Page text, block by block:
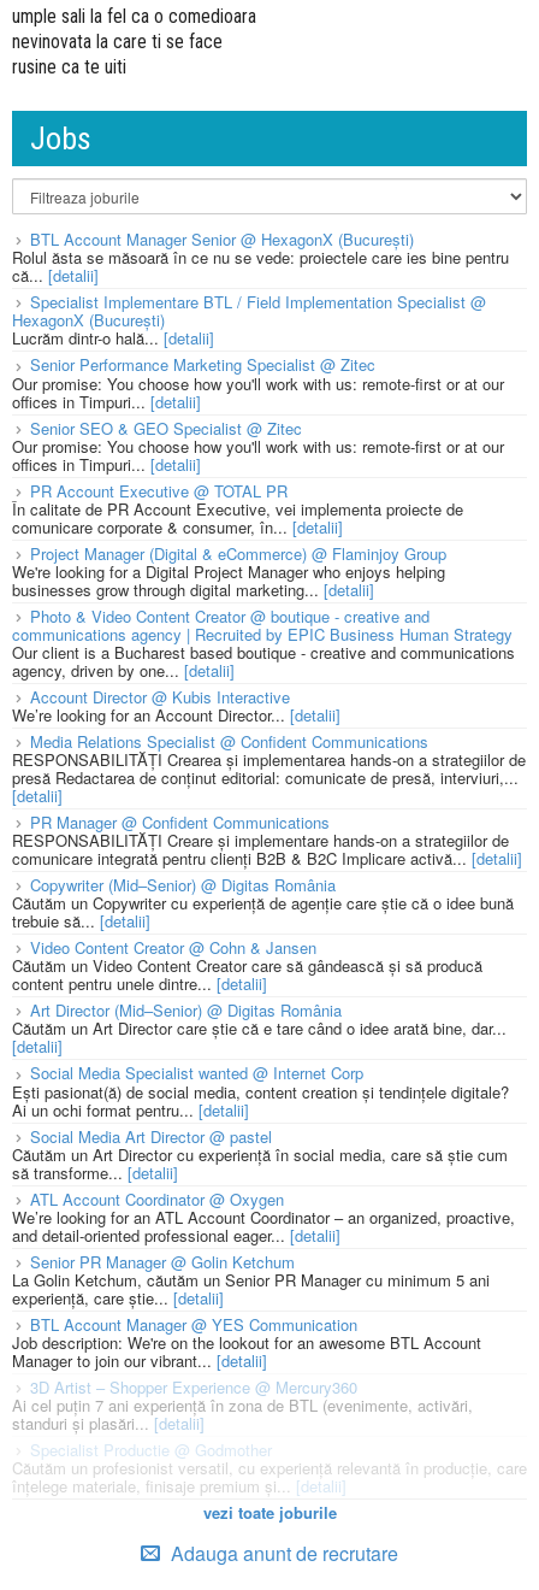
umple sali la fel ca o comedioara
nevinovata la care ti se face
rusine ca te uiti
Jobs
BTL Account Manager Senior @ HexagonX (București)
Rolul ăsta se măsoară în ce nu se vede: proiectele care ies bine pentru
că... [detalii]
Specialist Implementare BTL / Field Implementation Specialist @
HexagonX (București)
Lucrăm dintr-o hală... [detalii]
Senior Performance Marketing Specialist @ Zitec
Our promise: You choose how you'll work with us: remote-first or at our
offices in Timpuri... [detalii]
Senior SEO & GEO Specialist @ Zitec
Our promise: You choose how you'll work with us: remote-first or at our
offices in Timpuri... [detalii]
PR Account Executive @ TOTAL PR
În calitate de PR Account Executive, vei implementa proiecte de
comunicare corporate & consumer, în... [detalii]
Project Manager (Digital & eCommerce) @ Flaminjoy Group
We're looking for a Digital Project Manager who enjoys helping
businesses grow through digital marketing... [detalii]
Photo & Video Content Creator @ boutique - creative and
communications agency | Recruited by EPIC Business Human Strategy
Our client is a Bucharest based boutique - creative and communications
agency, driven by one... [detalii]
Account Director @ Kubis Interactive
We’re looking for an Account Director... [detalii]
Media Relations Specialist @ Confident Communications
RESPONSABILITĂȚI Crearea și implementarea hands-on a strategiilor de
presă Redactarea de conținut editorial: comunicate de presă, interviuri,...
[detalii]
PR Manager @ Confident Communications
RESPONSABILITĂȚI Creare și implementare hands-on a strategiilor de
comunicare integrată pentru clienți B2B & B2C Implicare activă... [detalii]
Copywriter (Mid–Senior) @ Digitas România
Căutăm un Copywriter cu experiență de agenție care știe că o idee bună
trebuie să... [detalii]
Video Content Creator @ Cohn & Jansen
Căutăm un Video Content Creator care să gândească și să producă
content pentru unele dintre... [detalii]
Art Director (Mid–Senior) @ Digitas România
Căutăm un Art Director care știe că e tare când o idee arată bine, dar...
[detalii]
Social Media Specialist wanted @ Internet Corp
Ești pasionat(ă) de social media, content creation și tendințele digitale?
Ai un ochi format pentru... [detalii]
Social Media Art Director @ pastel
Căutăm un Art Director cu experiență în social media, care să știe cum
să transforme... [detalii]
ATL Account Coordinator @ Oxygen
We’re looking for an ATL Account Coordinator – an organized, proactive,
and detail-oriented professional eager... [detalii]
Senior PR Manager @ Golin Ketchum
La Golin Ketchum, căutăm un Senior PR Manager cu minimum 5 ani
experiență, care știe... [detalii]
BTL Account Manager @ YES Communication
Job description: We're on the lookout for an awesome BTL Account
Manager to join our vibrant... [detalii]
3D Artist – Shopper Experience @ Mercury360
Ai cel puțin 7 ani experiență în zona de BTL (evenimente, activări,
standuri și plasări...[detalii]
Specialist Productie @ Godmother
Căutăm un profesionist versatil, cu experiență relevantă în producție, care
înțelege materiale, finisaje premium și... [detalii]
vezi toate joburile
Adauga anunt de recrutare